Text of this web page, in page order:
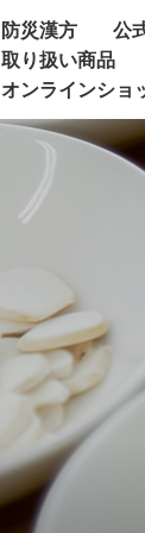
防災漢方 公
取り扱い商品
オンラインショ